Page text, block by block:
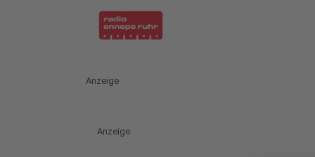
Anzeige
Anzeige